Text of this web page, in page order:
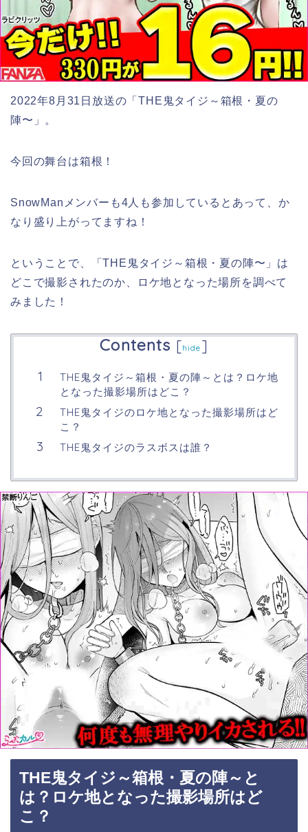
2022年8月31日放送の「THE鬼タイジ～ 箱根・夏の
陣〜 」。
今回の舞台は箱根！
SnowManメンバーも4人も参加しているとあって、か
なり盛り上がってますね！
ということで、「THE鬼タイジ～ 箱根・夏の陣〜 」は
どこで撮影されたのか、ロケ地となった場所を調べて
みました！
Contents [hide ]
THE鬼タイジ～箱根・夏の陣～とは？ロケ地
となった撮影場所はどこ？
THE鬼タイジのロケ地となった撮影場所はど
こ？
THE鬼タイジのラスボスは誰？
THE鬼タイジ～箱根・夏の陣～と
は？ロケ地となった撮影場所はど
こ？